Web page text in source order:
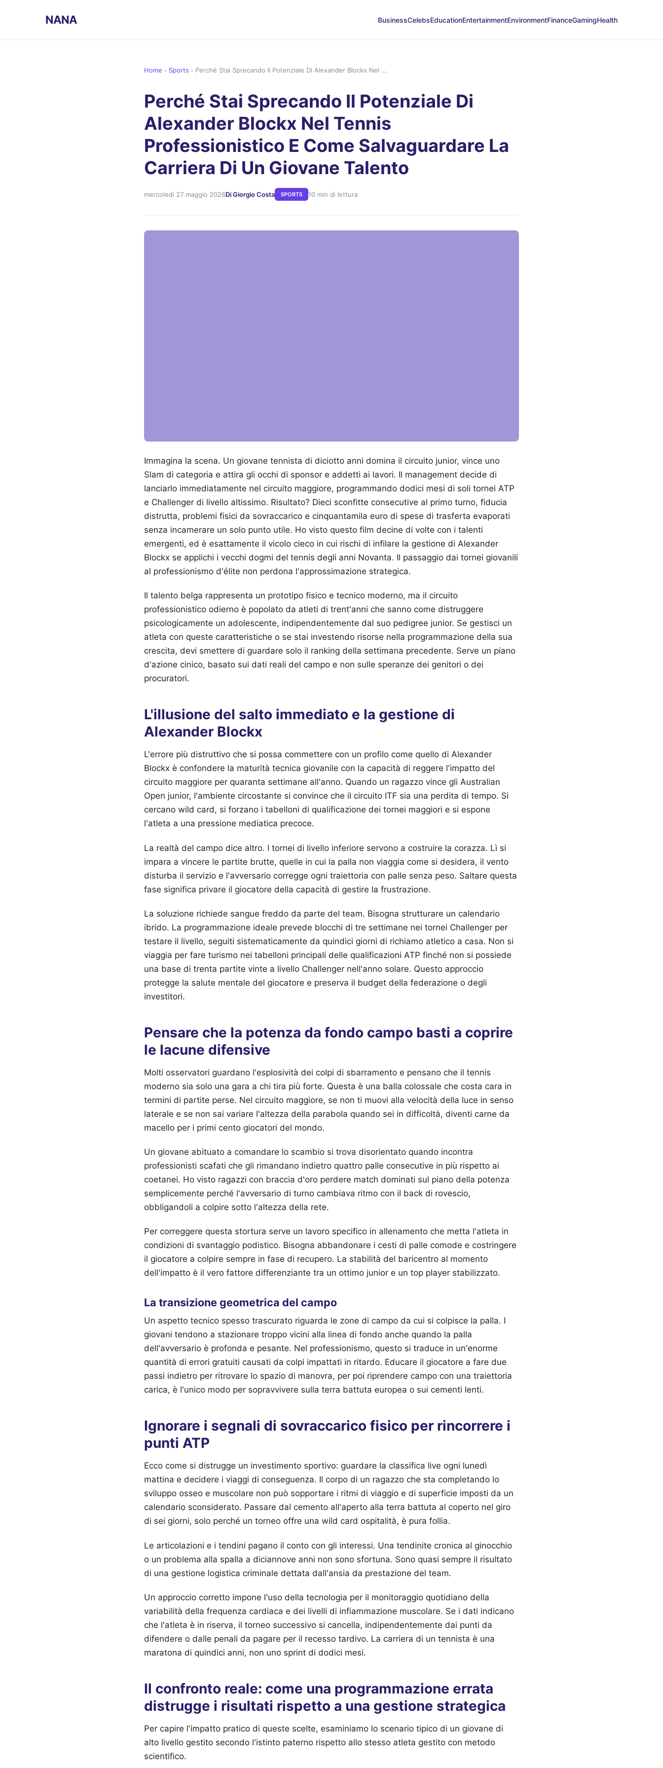
NANA BusinessCelebsEducationEntertainmentEnvironmentFinanceGamingHealth
Home › Sports › Perché Stai Sprecando Il Potenziale Di Alexander Blockx Nel ...
Perché Stai Sprecando Il Potenziale Di
Alexander Blockx Nel Tennis
Professionistico E Come Salvaguardare La
Carriera Di Un Giovane Talento
mercoledì 27 maggio 2026Di Giorgio Costa SPORTS 10 min di lettura
Immagina la scena. Un giovane tennista di diciotto anni domina il circuito junior, vince uno
Slam di categoria e attira gli occhi di sponsor e addetti ai lavori. Il management decide di
lanciarlo immediatamente nel circuito maggiore, programmando dodici mesi di soli tornei ATP
e Challenger di livello altissimo. Risultato? Dieci sconfitte consecutive al primo turno, fiducia
distrutta, problemi fisici da sovraccarico e cinquantamila euro di spese di trasferta evaporati
senza incamerare un solo punto utile. Ho visto questo film decine di volte con i talenti
emergenti, ed è esattamente il vicolo cieco in cui rischi di infilare la gestione di Alexander
Blockx se applichi i vecchi dogmi del tennis degli anni Novanta. Il passaggio dai tornei giovanili
al professionismo d'élite non perdona l'approssimazione strategica.
Il talento belga rappresenta un prototipo fisico e tecnico moderno, ma il circuito
professionistico odierno è popolato da atleti di trent'anni che sanno come distruggere
psicologicamente un adolescente, indipendentemente dal suo pedigree junior. Se gestisci un
atleta con queste caratteristiche o se stai investendo risorse nella programmazione della sua
crescita, devi smettere di guardare solo il ranking della settimana precedente. Serve un piano
d'azione cinico, basato sui dati reali del campo e non sulle speranze dei genitori o dei
procuratori.
L'illusione del salto immediato e la gestione di
Alexander Blockx
L'errore più distruttivo che si possa commettere con un profilo come quello di Alexander
Blockx è confondere la maturità tecnica giovanile con la capacità di reggere l'impatto del
circuito maggiore per quaranta settimane all'anno. Quando un ragazzo vince gli Australian
Open junior, l'ambiente circostante si convince che il circuito ITF sia una perdita di tempo. Si
cercano wild card, si forzano i tabelloni di qualificazione dei tornei maggiori e si espone
l'atleta a una pressione mediatica precoce.
La realtà del campo dice altro. I tornei di livello inferiore servono a costruire la corazza. Lì si
impara a vincere le partite brutte, quelle in cui la palla non viaggia come si desidera, il vento
disturba il servizio e l'avversario corregge ogni traiettoria con palle senza peso. Saltare questa
fase significa privare il giocatore della capacità di gestire la frustrazione.
La soluzione richiede sangue freddo da parte del team. Bisogna strutturare un calendario
ibrido. La programmazione ideale prevede blocchi di tre settimane nei tornei Challenger per
testare il livello, seguiti sistematicamente da quindici giorni di richiamo atletico a casa. Non si
viaggia per fare turismo nei tabelloni principali delle qualificazioni ATP finché non si possiede
una base di trenta partite vinte a livello Challenger nell'anno solare. Questo approccio
protegge la salute mentale del giocatore e preserva il budget della federazione o degli
investitori.
Pensare che la potenza da fondo campo basti a coprire
le lacune difensive
Molti osservatori guardano l'esplosività dei colpi di sbarramento e pensano che il tennis
moderno sia solo una gara a chi tira più forte. Questa è una balla colossale che costa cara in
termini di partite perse. Nel circuito maggiore, se non ti muovi alla velocità della luce in senso
laterale e se non sai variare l'altezza della parabola quando sei in difficoltà, diventi carne da
macello per i primi cento giocatori del mondo.
Un giovane abituato a comandare lo scambio si trova disorientato quando incontra
professionisti scafati che gli rimandano indietro quattro palle consecutive in più rispetto ai
coetanei. Ho visto ragazzi con braccia d'oro perdere match dominati sul piano della potenza
semplicemente perché l'avversario di turno cambiava ritmo con il back di rovescio,
obbligandoli a colpire sotto l'altezza della rete.
Per correggere questa stortura serve un lavoro specifico in allenamento che metta l'atleta in
condizioni di svantaggio podistico. Bisogna abbandonare i cesti di palle comode e costringere
il giocatore a colpire sempre in fase di recupero. La stabilità del baricentro al momento
dell'impatto è il vero fattore differenziante tra un ottimo junior e un top player stabilizzato.
La transizione geometrica del campo
Un aspetto tecnico spesso trascurato riguarda le zone di campo da cui si colpisce la palla. I
giovani tendono a stazionare troppo vicini alla linea di fondo anche quando la palla
dell'avversario è profonda e pesante. Nel professionismo, questo si traduce in un'enorme
quantità di errori gratuiti causati da colpi impattati in ritardo. Educare il giocatore a fare due
passi indietro per ritrovare lo spazio di manovra, per poi riprendere campo con una traiettoria
carica, è l'unico modo per sopravvivere sulla terra battuta europea o sui cementi lenti.
Ignorare i segnali di sovraccarico fisico per rincorrere i
punti ATP
Ecco come si distrugge un investimento sportivo: guardare la classifica live ogni lunedì
mattina e decidere i viaggi di conseguenza. Il corpo di un ragazzo che sta completando lo
sviluppo osseo e muscolare non può sopportare i ritmi di viaggio e di superficie imposti da un
calendario sconsiderato. Passare dal cemento all'aperto alla terra battuta al coperto nel giro
di sei giorni, solo perché un torneo offre una wild card ospitalità, è pura follia.
Le articolazioni e i tendini pagano il conto con gli interessi. Una tendinite cronica al ginocchio
o un problema alla spalla a diciannove anni non sono sfortuna. Sono quasi sempre il risultato
di una gestione logistica criminale dettata dall'ansia da prestazione del team.
Un approccio corretto impone l'uso della tecnologia per il monitoraggio quotidiano della
variabilità della frequenza cardiaca e dei livelli di infiammazione muscolare. Se i dati indicano
che l'atleta è in riserva, il torneo successivo si cancella, indipendentemente dai punti da
difendere o dalle penali da pagare per il recesso tardivo. La carriera di un tennista è una
maratona di quindici anni, non uno sprint di dodici mesi.
Il confronto reale: come una programmazione errata
distrugge i risultati rispetto a una gestione strategica
Per capire l'impatto pratico di queste scelte, esaminiamo lo scenario tipico di un giovane di
alto livello gestito secondo l'istinto paterno rispetto allo stesso atleta gestito con metodo
scientifico.